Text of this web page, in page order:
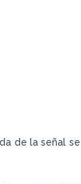
de la señal se